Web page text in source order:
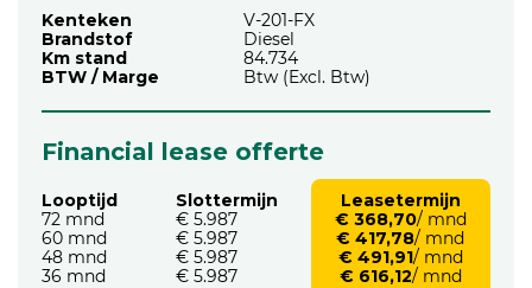
Kenteken
V-201-FX
Brandstof
Diesel
Km stand
84.734
BTW / Marge
Btw (Excl. Btw)
Financial lease offerte
Looptijd
72 mnd
60 mnd
48 mnd
36 mnd
Slottermijn
€ 5.987
€ 5.987
€ 5.987
€ 5.987
Leasetermijn
€ 368,70/ mnd
€ 417,78/ mnd
€ 491,91/ mnd
€ 616,12/ mnd